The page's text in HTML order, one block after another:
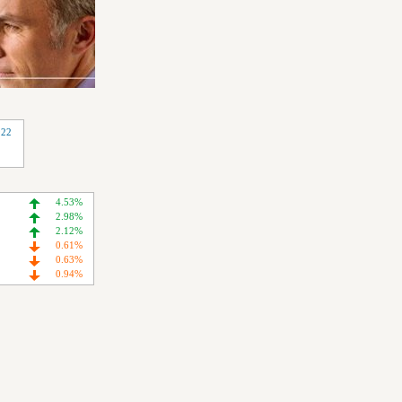
4.53%
2.98%
2.12%
0.61%
0.63%
0.94%